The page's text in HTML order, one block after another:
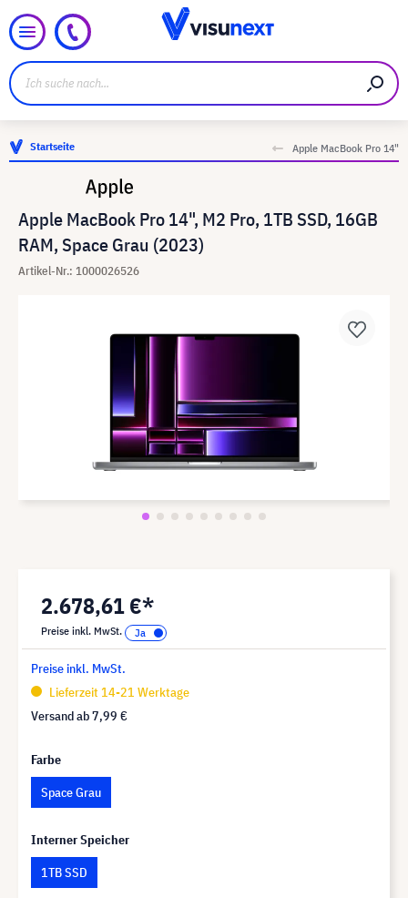
Startseite Apple MacBook Pro 14"
Apple MacBook Pro 14", M2 Pro, 1TB SSD, 16GB
RAM, Space Grau (2023)
Artikel-Nr.: 1000026526
2.678,61 €*
Preise inkl. MwSt.
Preise inkl. MwSt.
Lieferzeit 14-21 Werktage
Versand ab7,99 €
Farbe
Space Grau
Interner Speicher
1TB SSD